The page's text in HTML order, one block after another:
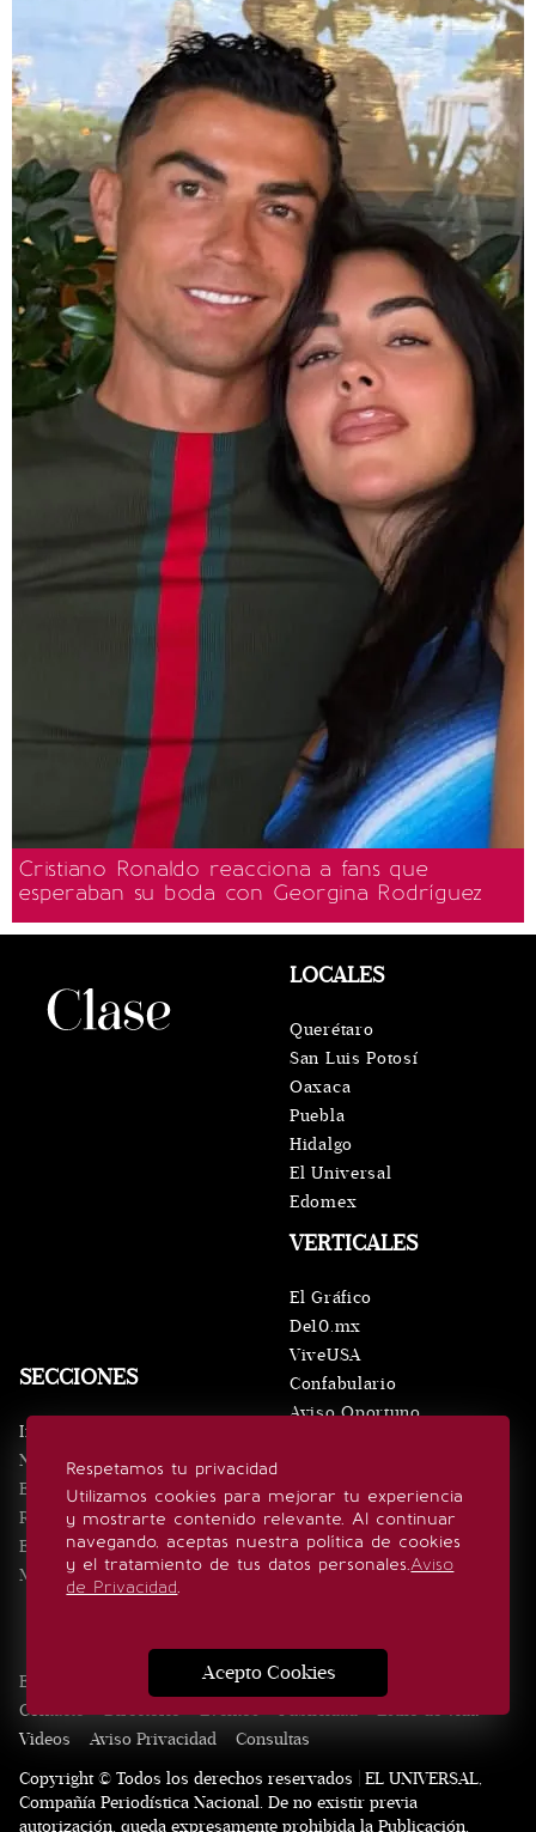
Cristiano Ronaldo reacciona a fans que
esperaban su boda con Georgina Rodríguez
Respetamos tu privacidad
Utilizamos cookies para mejorar tu experiencia
y mostrarte contenido relevante. Al continuar
navegando, aceptas nuestra política de cookies
y el tratamiento de tus datos personales.Aviso
de Privacidad.
Acepto Cookies
SECCIONES
Inicio
Noticias
Eventos
Realeza
Estilo de vida
Minuto x Minuto
VERTICALES
El Gráfico
De10.mx
ViveUSA
Confabulario
Aviso Oportuno
LOCALES
Querétaro
San Luis Potosí
Oaxaca
Puebla
Hidalgo
El Universal
Edomex
SÍGUENOS
Edición Impresa Noticias Quiénes somos
Contacto
Directorio Eventos Publicidad
Estilo de vida
Videos
Aviso Privacidad
Consultas
Copyright © Todos los derechos reservados | EL UNIVERSAL,
Compañía Periodística Nacional. De no existir previa
autorización, queda expresamente prohibida la Publicación,